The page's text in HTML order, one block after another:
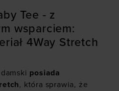
Tee - z
wsparciem:
4Way Stretch
posiada
, która sprawia, że